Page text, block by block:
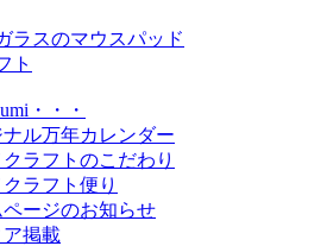
ラスのマウスパッド
ト
・・・
ル万年カレンダー
クラフトのこだわり
クラフト便り
ページのお知らせ
ア掲載